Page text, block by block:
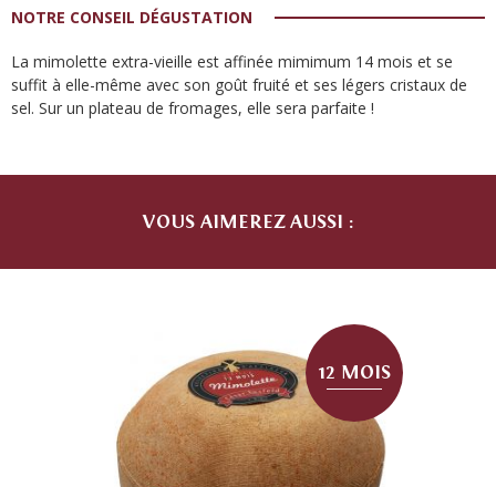
NOTRE CONSEIL DÉGUSTATION
La mimolette extra-vieille est affinée mimimum 14 mois et se
suffit à elle-même avec son goût fruité et ses légers cristaux de
sel. Sur un plateau de fromages, elle sera parfaite !
VOUS AIMEREZ AUSSI :
12 MOIS